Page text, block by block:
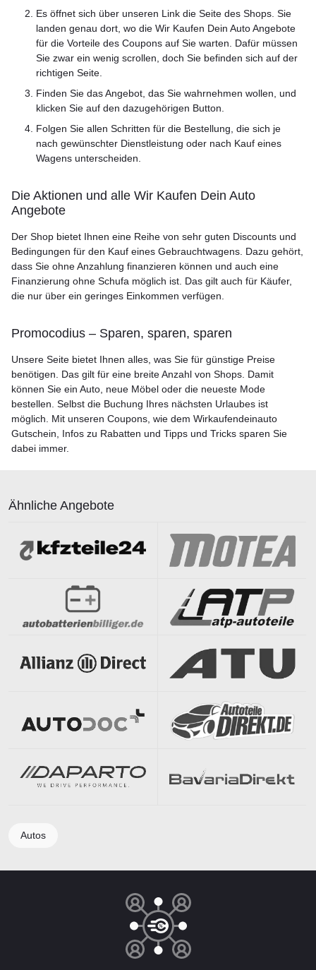
Es öffnet sich über unseren Link die Seite des Shops. Sie
landen genau dort, wo die Wir Kaufen Dein Auto Angebote
für die Vorteile des Coupons auf Sie warten. Dafür müssen
Sie zwar ein wenig scrollen, doch Sie befinden sich auf der
richtigen Seite.
Finden Sie das Angebot, das Sie wahrnehmen wollen, und
klicken Sie auf den dazugehörigen Button.
Folgen Sie allen Schritten für die Bestellung, die sich je
nach gewünschter Dienstleistung oder nach Kauf eines
Wagens unterscheiden.
Die Aktionen und alle Wir Kaufen Dein Auto
Angebote
Der Shop bietet Ihnen eine Reihe von sehr guten Discounts und
Bedingungen für den Kauf eines Gebrauchtwagens. Dazu gehört,
dass Sie ohne Anzahlung finanzieren können und auch eine
Finanzierung ohne Schufa möglich ist. Das gilt auch für Käufer,
die nur über ein geringes Einkommen verfügen.
Promocodius – Sparen, sparen, sparen
Unsere Seite bietet Ihnen alles, was Sie für günstige Preise
benötigen. Das gilt für eine breite Anzahl von Shops. Damit
können Sie ein Auto, neue Möbel oder die neueste Mode
bestellen. Selbst die Buchung Ihres nächsten Urlaubes ist
möglich. Mit unseren Coupons, wie dem Wirkaufendeinauto
Gutschein, Infos zu Rabatten und Tipps und Tricks sparen Sie
dabei immer.
Ähnliche Angebote
Autos